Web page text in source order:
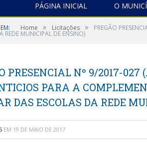
PÁGINA INICIAL O
Home » Licitações » PREGÃO
REDE MUNICIPAL DE ENSINO)
PRESENCIAL Nº 9/2017-027
PARA A
DAS ESCOLAS DA REDE
EM 19 DE MAIO DE 2017